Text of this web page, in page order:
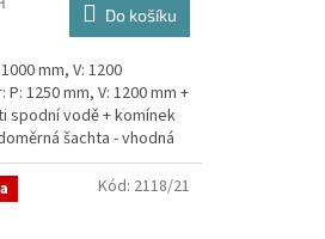
Do košíku
mm, V: 1200
1250 mm, V: 1200 mm +
spodní vodě + komínek
šachta - vhodná
Kód: 2118/21